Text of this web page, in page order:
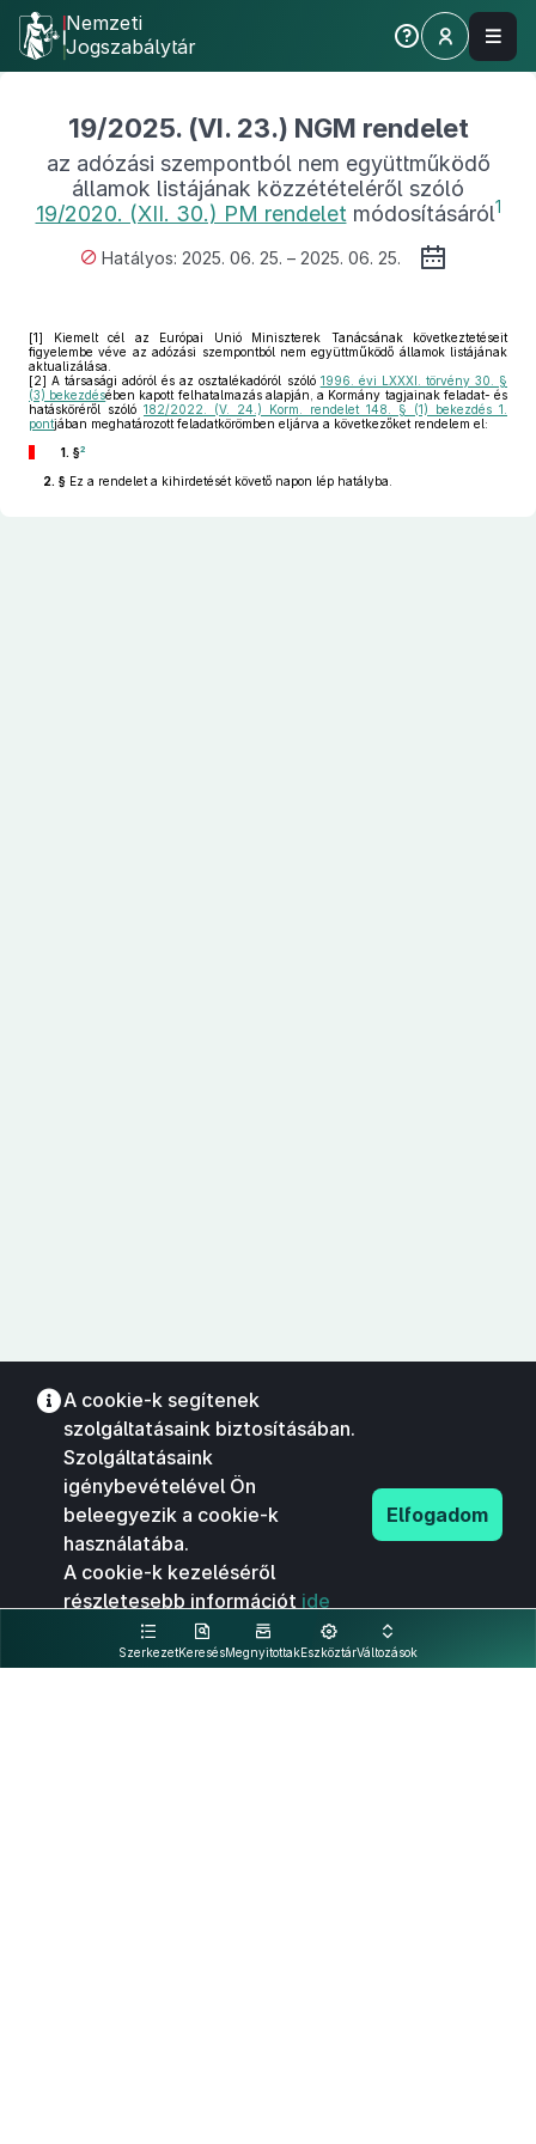
Nemzeti
Jogszabálytár
19/2025. (VI. 23.) NGM rendelet
az adózási szempontból nem együttműködő
államok listájának közzétételéről szóló
19/2020. (XII. 30.) PM rendelet módosításáról1
Hatályos: 2025. 06. 25. – 2025. 06. 25.
[1] Kiemelt cél az Európai Unió Miniszterek Tanácsának következtetéseit
figyelembe véve az adózási szempontból nem együttműködő államok listájának
aktualizálása.
[2] A társasági adóról és az osztalékadóról szóló 1996. évi LXXXI. törvény 30. §
(3) bekezdésében kapott felhatalmazás alapján, a Kormány tagjainak feladat- és
hatásköréről szóló 182/2022. (V. 24.) Korm. rendelet 148. § (1) bekezdés 1.
pontjában meghatározott feladatkörömben eljárva a következőket rendelem el:
1. §2
2. § Ez a rendelet a kihirdetését követő napon lép hatályba.
SzerkezetKeresésMegnyitottakEszköztárVáltozások
A cookie-k segítenek
szolgáltatásaink biztosításában.
Szolgáltatásaink
igénybevételével Ön
beleegyezik a cookie-k
használatába.
A cookie-k kezeléséről
részletesebb információt ide
kattintva olvashat.
Elfogadom